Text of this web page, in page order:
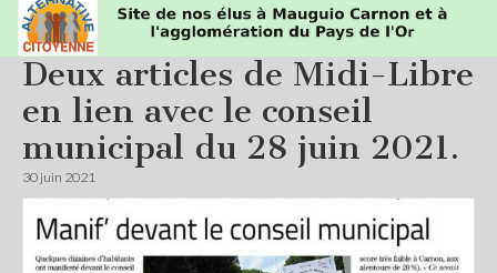
Deux articles de Midi-Libre
en lien avec le conseil
municipal du 28 juin 2021.
30 juin 2021